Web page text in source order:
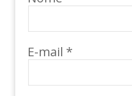
E-mail *